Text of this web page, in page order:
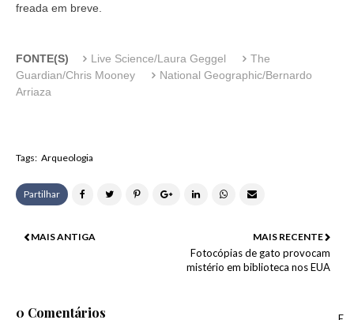
freada em breve.
FONTE(S) Live Science/Laura Geggel
The
Guardian/Chris Mooney
National Geographic/Bernardo
Arriaza
Tags: Arqueologia
Partilhar
MAIS RECENTE
Fotocópias de gato provocam
mistério em biblioteca nos EUA
MAIS ANTIGA
0 Comentários